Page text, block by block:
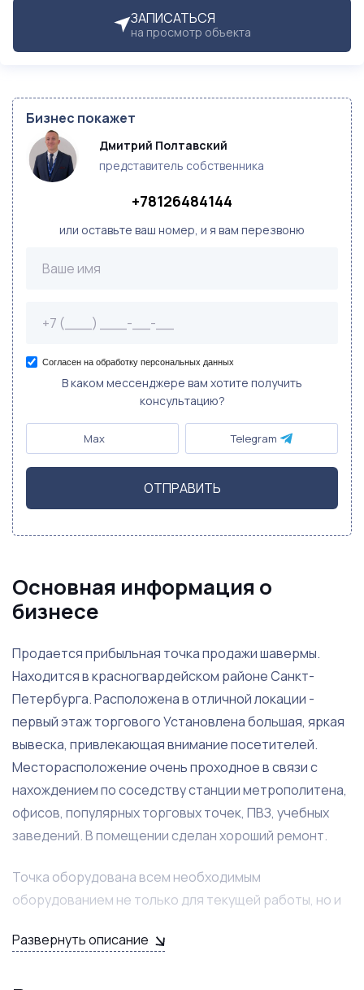
ЗАПИСАТЬСЯ
на просмотр объекта
Бизнес покажет
Дмитрий Полтавский
представитель собственника
+78126484144
или оставьте ваш номер, и я вам перезвоню
Согласен на обработку персональных данных
В каком мессенджере вам хотите получить
консультацию?
Max Telegram
ОТПРАВИТЬ
Основная информация о
бизнесе
Продается прибыльная точка продажи шавермы.
Находится в красногвардейском районе Санкт-
Петербурга. Расположена в отличной локации -
первый этаж торгового Установлена большая, яркая
вывеска, привлекающая внимание посетителей.
Месторасположение очень проходное в связи с
нахождением по соседству станции метрополитена,
офисов, популярных торговых точек, ПВЗ, учебных
заведений. В помещении сделан хороший ремонт.
Точка оборудована всем необходимым
оборудованием не только для текущей работы, но и
покупателей. В кафе несколько посадочных мест. Все
Развернуть описание